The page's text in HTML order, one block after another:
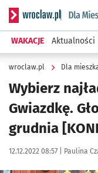
Serwis informacyjny
WAKACJE Aktualności
wroclaw.pl Dla
Wybierz
Gwiazdkę.
grudnia
Data publikacji:
12.12.2022 08:57 | Autor:
Paulina